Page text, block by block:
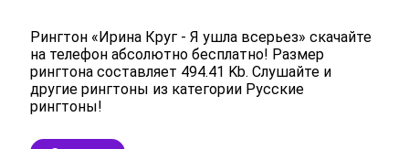
Рингтон «Ирина Круг - Я ушла всерьез» скачайте
на телефон абсолютно бесплатно! Размер
рингтона составляет 494.41 Kb. Слушайте и
другие рингтоны из категории Русские
рингтоны!